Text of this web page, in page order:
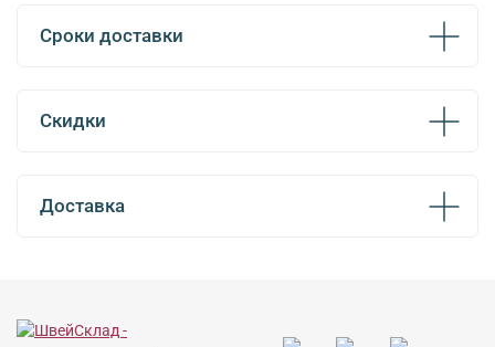
Сроки доставки
Скидки
Доставка